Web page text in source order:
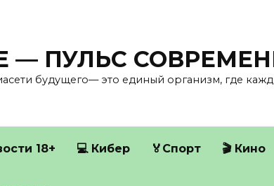
— ПУЛЬС
будущего— это единый организм, где
18+ 💻 Кибер 🏅Спорт 🎬 Кино